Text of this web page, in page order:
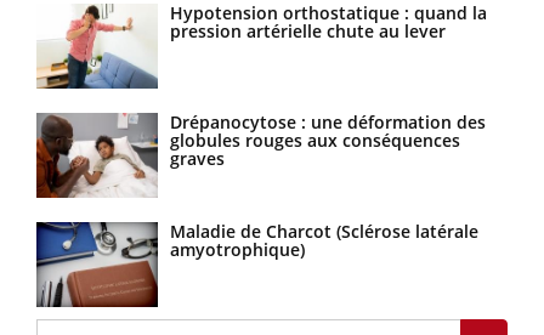
Hypotension orthostatique : quand la
pression artérielle chute au lever
Drépanocytose : une déformation des
globules rouges aux conséquences
graves
Maladie de Charcot (Sclérose latérale
amyotrophique)